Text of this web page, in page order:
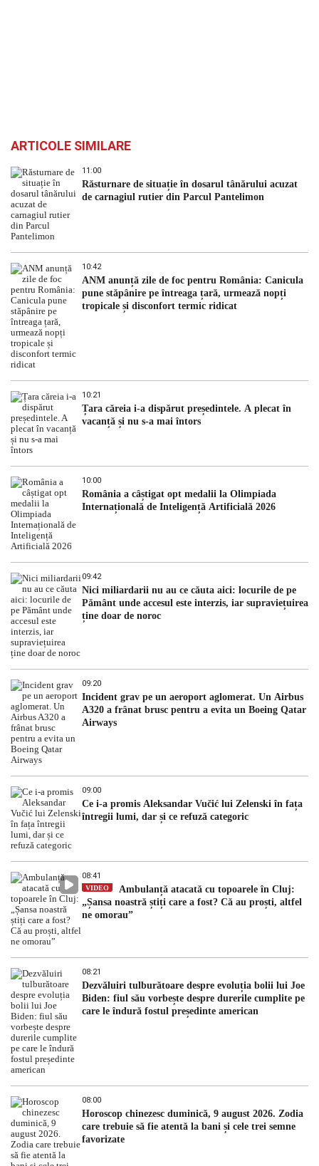
ARTICOLE SIMILARE
11:00
Răsturnare de situație în dosarul tânărului acuzat
de carnagiul rutier din Parcul Pantelimon
10:42
ANM anunță zile de foc pentru România: Canicula
pune stăpânire pe întreaga țară, urmează nopți
tropicale și disconfort termic ridicat
10:21
Țara căreia i-a dispărut președintele. A plecat în
vacanță și nu s-a mai întors
10:00
România a câștigat opt medalii la Olimpiada
Internațională de Inteligență Artificială 2026
09:42
Nici miliardarii nu au ce căuta aici: locurile de pe
Pământ unde accesul este interzis, iar supraviețuirea
ține doar de noroc
09:20
Incident grav pe un aeroport aglomerat. Un Airbus
A320 a frânat brusc pentru a evita un Boeing Qatar
Airways
09:00
Ce i-a promis Aleksandar Vučić lui Zelenski în fața
întregii lumi, dar și ce refuză categoric
08:41
VIDEO
Ambulanță atacată cu topoarele în Cluj:
„Șansa noastră știți care a fost? Că au proști, altfel
ne omorau”
08:21
Dezvăluiri tulburătoare despre evoluția bolii lui Joe
Biden: fiul său vorbește despre durerile cumplite pe
care le îndură fostul președinte american
08:00
Horoscop chinezesc duminică, 9 august 2026. Zodia
care trebuie să fie atentă la bani și cele trei semne
favorizate